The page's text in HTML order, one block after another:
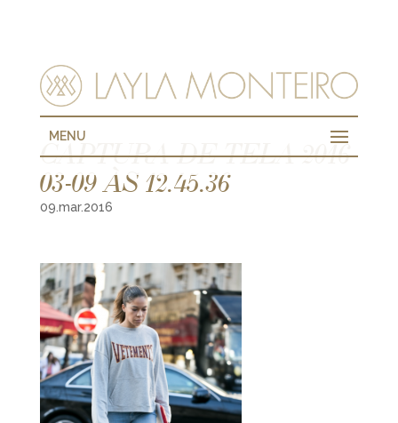
MENU
CAPTURA DE TELA 2016-
03-09 ÀS 12.45.36
09.mar.2016